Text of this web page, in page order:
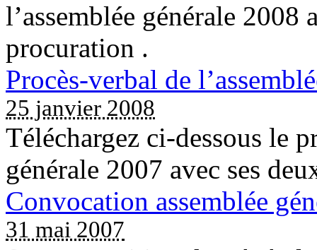
l’assemblée générale
procuration .
Procès-verbal de
25 janvier 2008
Téléchargez ci-dessous le
générale 2007 avec ses
Convocation assemblée
31 mai 2007